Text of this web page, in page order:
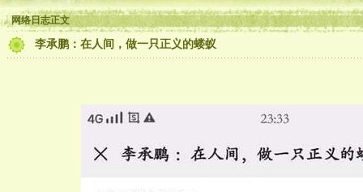
网络日志正文
李承鹏：在人间，做一只正义的蝼蚁